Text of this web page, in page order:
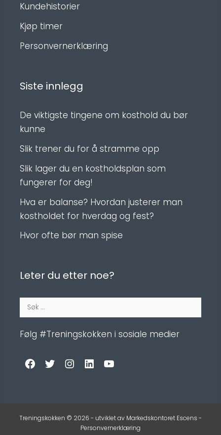
Kundehistorier
Kjøp timer
Personvernerklæring
Siste innlegg
De viktigste tingene om kosthold du bør
kunne
Slik trener du for å stramme opp
Slik lager du en kostholdsplan som
fungerer for deg!
Hva er balanse? Hvordan justerer man
kostholdet for hverdag og fest?
Hvor ofte bør man spise
Leter du etter noe?
Søk
etter:
Følg #Treningskokken i sosiale medier
Facebook
TwitterInstagram
LinkedInYouTube
Treningskokken © 2026 - utviklet av Markedskontoret Escens -
Personvernerklæring